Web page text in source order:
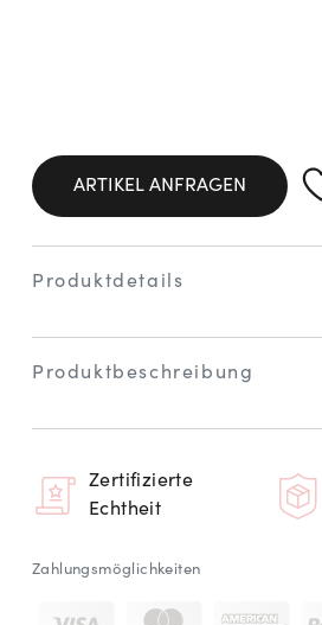
Owned entdecken
ARTIKEL ANFRAGEN
Produktdetails
Produktbeschreibung
Zertifizierte
Echtheit
Zahlungsmöglichkeiten